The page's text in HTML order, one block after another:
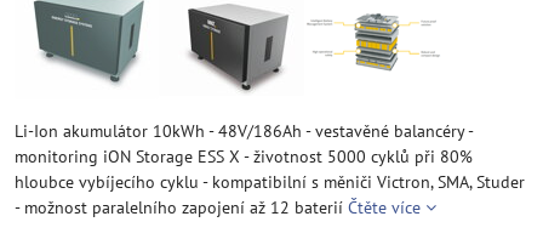
Li-Ion akumulátor 10kWh - 48V/186Ah - vestavěné balancéry -
monitoring iON Storage ESS X - životnost 5000 cyklů při 80%
hloubce vybíjecího cyklu - kompatibilní s měniči Victron, SMA, Studer
- možnost paralelního zapojení až 12 baterií Čtěte více